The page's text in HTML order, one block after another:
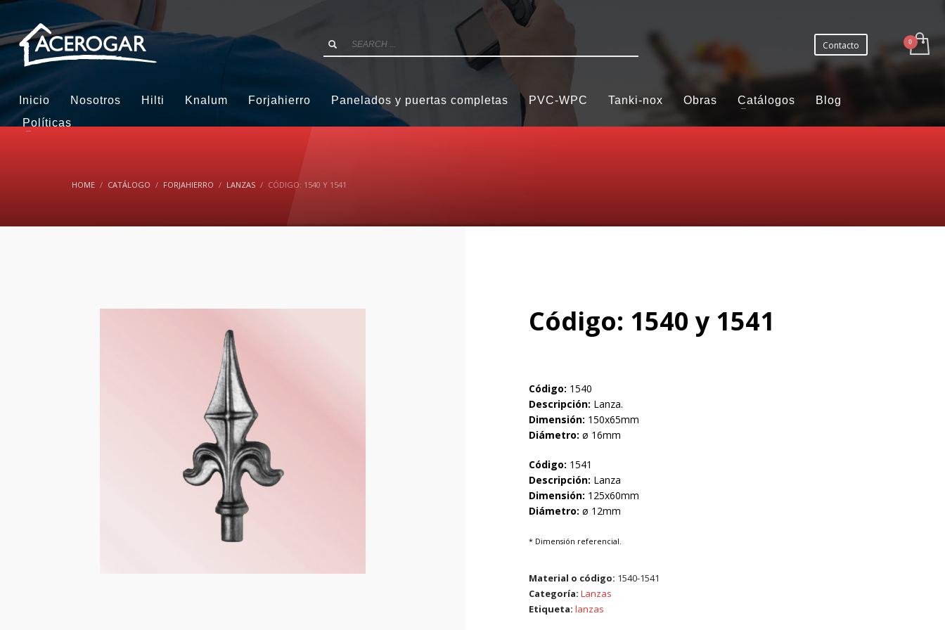
Contacto
Inicio Nosotros Hilti Knalum Forjahierro Panelados y puertas completas PVC-WPC Tanki-nox Obras Catálogos
Blog
Políticas
HOME CATÁLOGO FORJAHIERRO LANZAS CÓDIGO: 1540 Y 1541
Código: 1540 y 1541
Código: 1540
Descripción: Lanza.
Dimensión: 150x65mm
Diámetro: ø 16mm
Código: 1541
Descripción: Lanza
Dimensión: 125x60mm
Diámetro: ø 12mm
* Dimensión referencial.
Material o código: 1540-1541
Categoría: Lanzas
Etiqueta: lanzas